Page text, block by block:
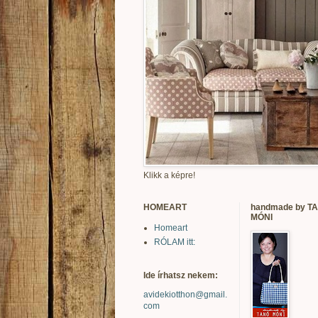
Klikk a képre!
HOMEART
Homeart
RÓLAM itt:
Ide írhatsz nekem:
avidekiotthon@gmail.
com
handmade by
MÓNI